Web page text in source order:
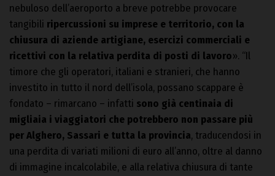
nebuloso dell’aeroporto a breve potrebbe provocare
tangibili ripercussioni su imprese e territorio, con la
chiusura di aziende artigiane, esercizi commerciali e
ricettivi con la relativa perdita di posti di lavoro». “Il
timore che gli operatori, italiani e stranieri, che hanno
investito in tutto il nord dell’isola, possano scappare è
fondato – rimarcano – infatti sono già centinaia di
migliaia i viaggiatori che potrebbero non passare più
per Alghero, Sassari e tutta la provincia, traducendosi in
una perdita di variati milioni di euro all’anno, oltre al danno
di immagine incalcolabile, e alla relativa chiusura di tante